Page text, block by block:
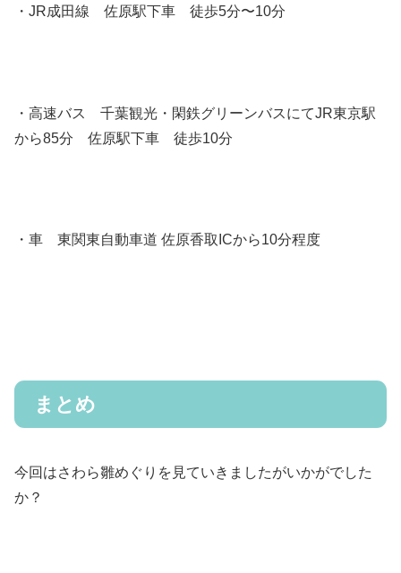
・JR成田線 佐原駅下車 徒歩5分〜10分
・高速バス 千葉観光・閑鉄グリーンバスにてJR東京駅
から85分 佐原駅下車 徒歩10分
・車 東関東自動車道 佐原香取ICから10分程度
まとめ
今回はさわら雛めぐりを見ていきましたがいかがでした
か？